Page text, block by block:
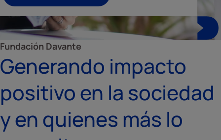
Fundación Davante
Generando impacto
positivo en la sociedad
y en quienes más lo